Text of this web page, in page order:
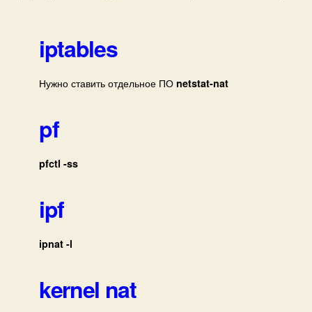
iptables
Нужно ставить отдельное ПО netstat-nat
pf
pfctl -ss
ipf
ipnat -l
kernel nat